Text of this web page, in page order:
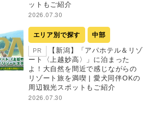
ットもご紹介
2026.07.30
エリア別で探す 中部
PR
【新潟】「アパホテル＆リゾ
ート〈上越妙高〉」に泊まった
よ！大自然を間近で感じながらの
リゾート旅を満喫 | 愛犬同伴OKの
周辺観光スポットもご紹介
2026.07.30